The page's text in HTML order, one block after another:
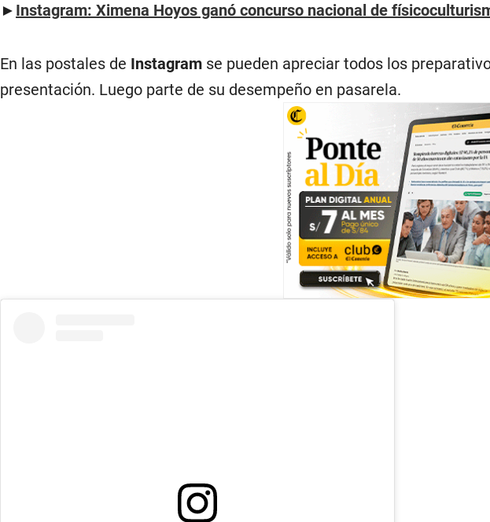
► Instagram: Ximena Hoyos ganó concurso nacional de
En las postales de Instagram se pueden apreciar todos los
presentación. Luego parte de su desempeño en pasarela.